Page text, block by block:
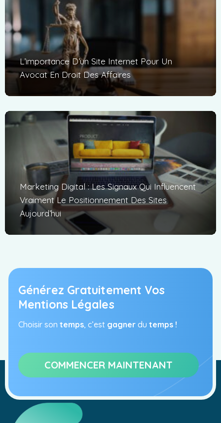
L’importance D’un Site Internet Pour Un
Avocat En Droit Des Affaires
Marketing Digital : Les Signaux Qui Influencent
Vraiment Le Positionnement Des Sites
Aujourd’hui
Générez Gratuitement Vos
Mentions Légales
Choisir son temps, c’est gagner du temps !
COMMENCER MAINTENANT